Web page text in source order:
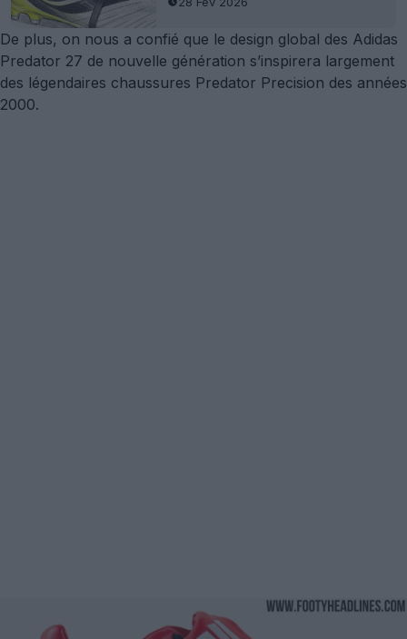
De plus, on nous a confié que le design global des Adidas
Predator 27 de nouvelle génération s’inspirera largement
des légendaires chaussures Predator Precision des années
2000.